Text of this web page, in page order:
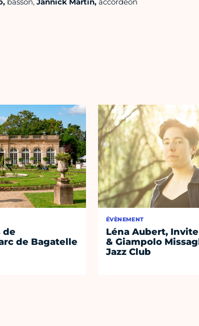
de
de Bagatelle
ÉVÈNEMENT
Léna Aubert,
& Giampolo
Jazz Club